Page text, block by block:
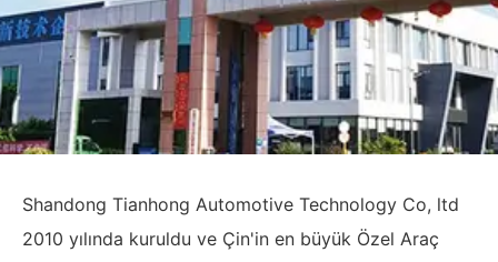
Shandong Tianhong Automotive Technology Co, ltd
2010 yılında kuruldu ve Çin'in en büyük Özel Araç